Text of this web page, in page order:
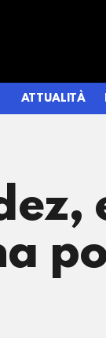
ATTUALITÀ